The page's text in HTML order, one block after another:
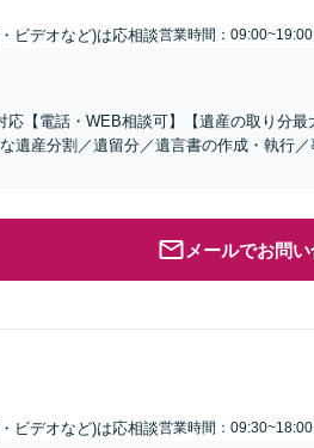
ビデオなど)は応相談営業時間：09:00~19:00
応【電話・WEB相談可】【遺産の取り分
遺産分割／遺留分／遺言書の作成・執行
メールでお問
ビデオなど)は応相談営業時間：09:30~18:00